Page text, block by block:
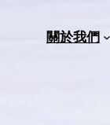
關於我們